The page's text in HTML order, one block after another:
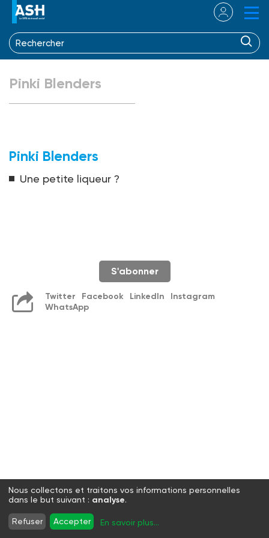
Pinki Blenders
Pinki Blenders
Une petite liqueur ?
S'abonner
Twitter Facebook LinkedIn
Instagram
WhatsApp
Nous collectons et traitons vos informations personnelles
dans le but suivant : analyse.
Refuser Accepter En savoir plus...